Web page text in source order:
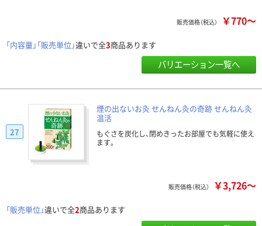
販売価格（税込） ￥770～
「内容量」「販売単位」違いで全3商品あります
バリエーション一覧へ
煙の出ないお灸 せんねん灸の奇跡 せんねん灸
温活
もぐさを炭化し、閉めきったお部屋でも気軽に使え
ます。
27
販売価格（税込） ￥3,726～
「販売単位」違いで全2商品あります